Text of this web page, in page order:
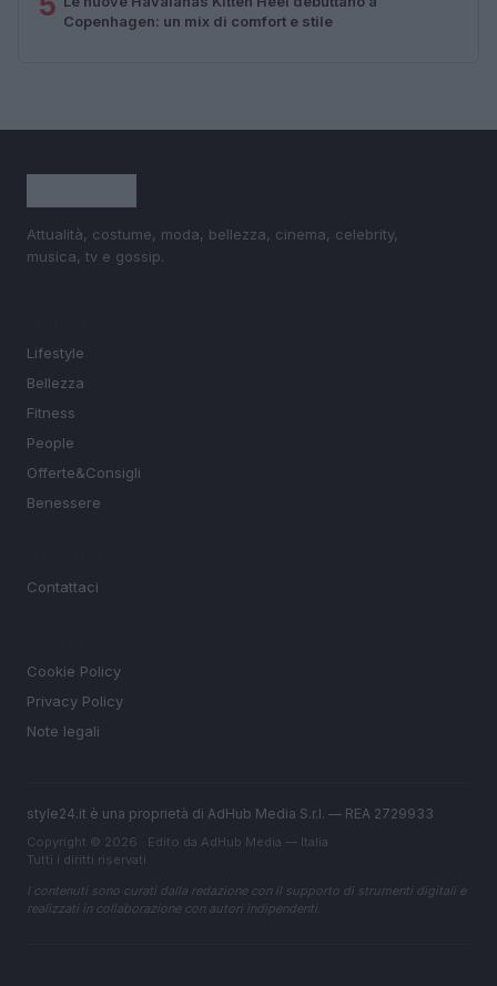
Copenhagen: un mix di comfort e stile
Attualità, costume, moda, bellezza, cinema, celebrity,
musica, tv e gossip.
Lifestyle
Bellezza
Fitness
People
Offerte&Consigli
Benessere
Contattaci
Cookie Policy
Privacy Policy
Note legali
style24.it è una proprietà di AdHub Media S.r.l. — REA 2729933
Copyright © 2026 · Edito da AdHub Media — Italia
Tutti i diritti riservati
I contenuti sono curati dalla redazione con il supporto di strumenti digitali e
realizzati in collaborazione con autori indipendenti.